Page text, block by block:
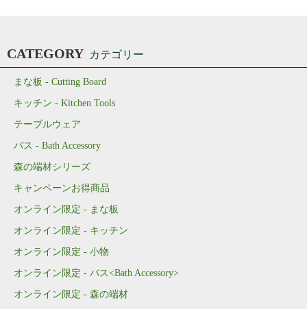
CATEGORY カテゴリー
まな板 - Cutting Board
キッチン - Kitchen Tools
テーブルウェア
バス - Bath Accessory
森の端材シリーズ
キャンペーンお得商品
オンライン限定 - まな板
オンライン限定 - キッチン
オンライン限定 - 小物
オンライン限定 - バス<Bath Accessory>
オンライン限定 - 森の端材